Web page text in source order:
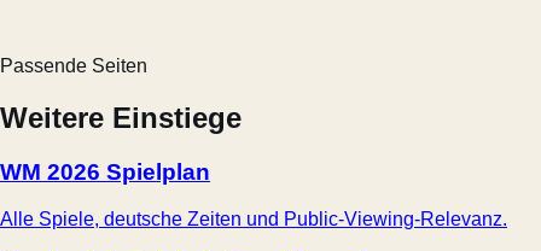
Passende Seiten
Weitere Einstiege
WM 2026 Spielplan
Alle Spiele, deutsche Zeiten und Public-Viewing-Relevanz.